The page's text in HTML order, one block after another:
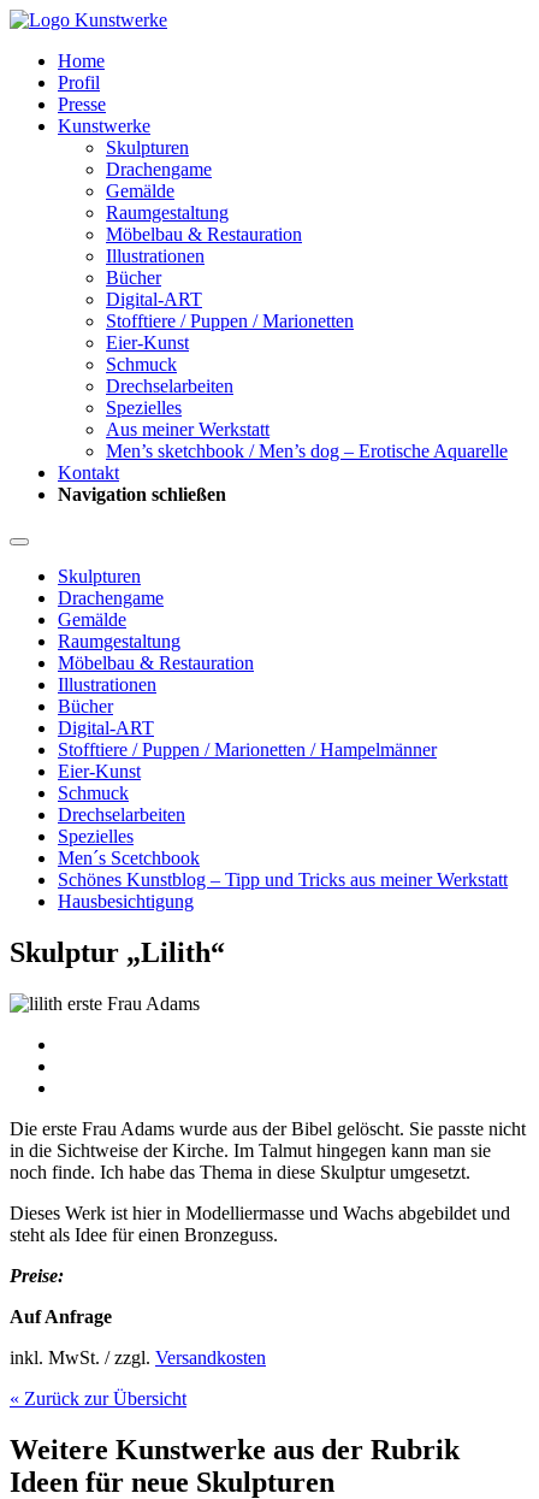
Home
Profil
Presse
Kunstwerke
Skulpturen
Drachengame
Gemälde
Raumgestaltung
Möbelbau & Restauration
Illustrationen
Bücher
Digital-ART
Stofftiere / Puppen / Marionetten
Eier-Kunst
Schmuck
Drechselarbeiten
Spezielles
Aus meiner Werkstatt
Men’s sketchbook / Men’s dog – Erotische Aquarelle
Kontakt
Navigation schließen
Skulpturen
Drachengame
Gemälde
Raumgestaltung
Möbelbau & Restauration
Illustrationen
Bücher
Digital-ART
Stofftiere / Puppen / Marionetten / Hampelmänner
Eier-Kunst
Schmuck
Drechselarbeiten
Spezielles
Men´s Scetchbook
Schönes Kunstblog – Tipp und Tricks aus meiner Werkstatt
Hausbesichtigung
Skulptur „Lilith“
Die erste Frau Adams wurde aus der Bibel gelöscht. Sie passte nicht
in die Sichtweise der Kirche. Im Talmut hingegen kann man sie
noch finde. Ich habe das Thema in diese Skulptur umgesetzt.
Dieses Werk ist hier in Modelliermasse und Wachs abgebildet und
steht als Idee für einen Bronzeguss.
Preise:
Auf Anfrage
inkl. MwSt. / zzgl. Versandkosten
« Zurück zur Übersicht
Weitere Kunstwerke aus der Rubrik
Ideen für neue Skulpturen